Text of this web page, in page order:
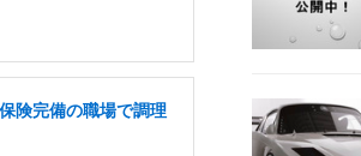
険完備の職場で調理